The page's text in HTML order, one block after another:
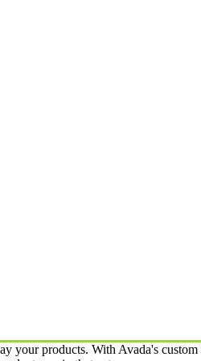
your products. With Avada's